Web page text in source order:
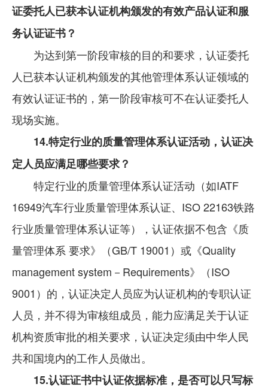
证委托人已获本认证机构颁发的有效产品认证和服
务认证证书？
为达到第一阶段审核的目的和要求，认证委托
人已获本认证机构颁发的其他管理体系认证领域的
有效认证证书的，第一阶段审核可不在认证委托人
现场实施。
14.特定行业的质量管理体系认证活动，认证决
定人员应满足哪些要求？
特定行业的质量管理体系认证活动（如IATF
16949汽车行业质量管理体系认证、ISO 22163铁路
行业质量管理体系认证等），认证依据不包含《质
量管理体系 要求》（GB/T 19001）或《Quality
management system－Requirements》（ISO
9001）的，认证决定人员应为认证机构的专职认证
人员，并不得为审核组成员，能力应满足关于认证
机构资质审批的相关要求，认证决定须由中华人民
共和国境内的工作人员做出。
15.认证证书中认证依据标准，是否可以只写标